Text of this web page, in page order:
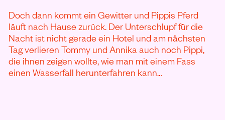
Doch dann kommt ein Gewitter und Pippis Pferd
läuft nach Hause zurück. Der Unterschlupf für die
Nacht ist nicht gerade ein Hotel und am nächsten
Tag verlieren Tommy und Annika auch noch Pippi,
die ihnen zeigen wollte, wie man mit einem Fass
einen Wasserfall herunterfahren kann…